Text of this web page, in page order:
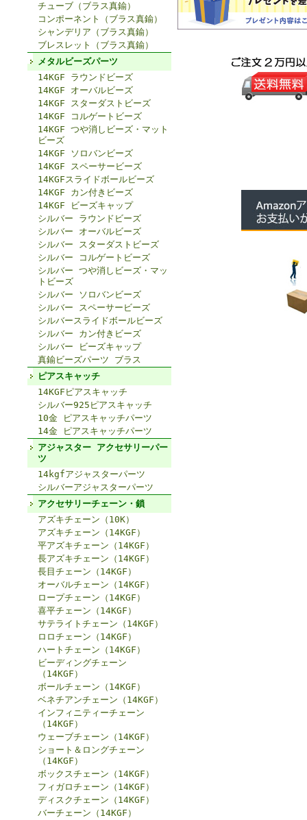
チューブ（ブラス真鍮）
コンポーネント（ブラス真鍮）
シャンデリア（ブラス真鍮）
ブレスレット（ブラス真鍮）
メタルビーズパーツ
14KGF ラウンドビーズ
14KGF オーバルビーズ
14KGF スターダストビーズ
14KGF コルゲートビーズ
14KGF つや消しビーズ・マット
ビーズ
14KGF ソロバンビーズ
14KGF スペーサービーズ
14KGFスライドボールビーズ
14KGF カン付きビーズ
14KGF ビーズキャップ
シルバー ラウンドビーズ
シルバー オーバルビーズ
シルバー スターダストビーズ
シルバー コルゲートビーズ
シルバー つや消しビーズ・マッ
トビーズ
シルバー ソロバンビーズ
シルバー スペーサービーズ
シルバースライドボールビーズ
シルバー カン付きビーズ
シルバー ビーズキャップ
真鍮ビーズパーツ ブラス
ピアスキャッチ
14KGFピアスキャッチ
シルバー925ピアスキャッチ
10金 ピアスキャッチパーツ
14金 ピアスキャッチパーツ
アジャスター アクセサリーパー
ツ
14kgfアジャスターパーツ
シルバーアジャスターパーツ
アクセサリーチェーン・鎖
アズキチェーン（10K）
アズキチェーン（14KGF）
平アズキチェーン（14KGF）
長アズキチェーン（14KGF）
長目チェーン（14KGF）
オーバルチェーン（14KGF）
ロープチェーン（14KGF）
喜平チェーン（14KGF）
サテライトチェーン（14KGF）
ロロチェーン（14KGF）
ハートチェーン（14KGF）
ビーディングチェーン
（14KGF）
ボールチェーン（14KGF）
ベネチアンチェーン（14KGF）
インフィニティーチェーン
（14KGF）
ウェーブチェーン（14KGF）
ショート＆ロングチェーン
（14KGF）
ボックスチェーン（14KGF）
フィガロチェーン（14KGF）
ディスクチェーン（14KGF）
バーチェーン（14KGF）